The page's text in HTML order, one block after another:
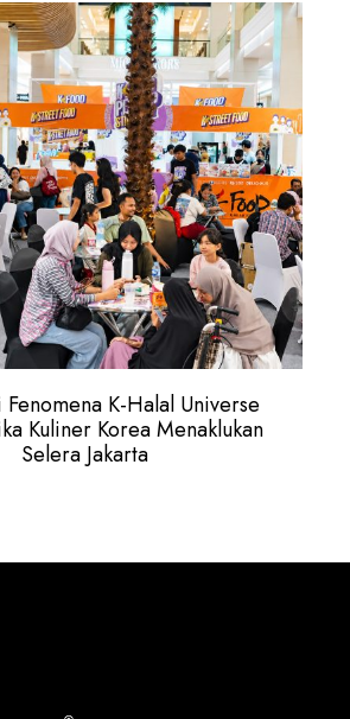
K-Halal Universe
Kuliner Korea Menaklukan
Selera Jakarta